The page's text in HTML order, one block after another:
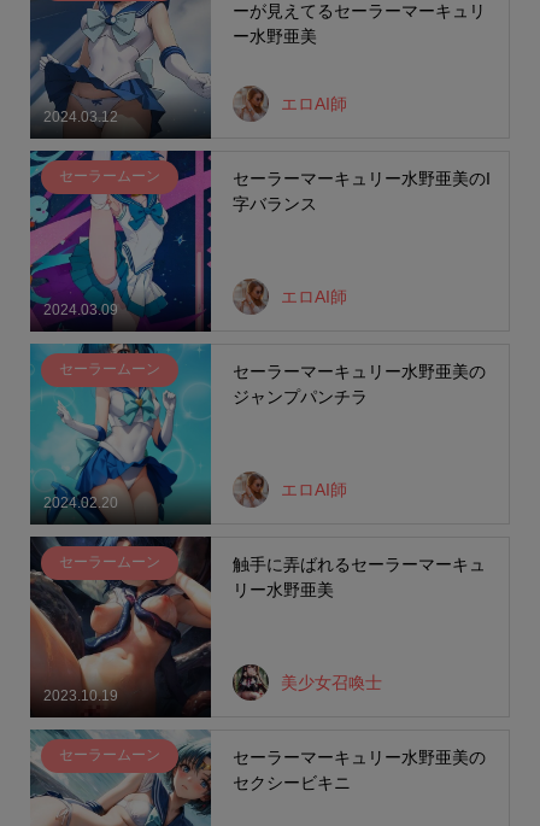
2024.03.12
ーが見えてるセーラーマーキュリ
ー水野亜美
エロAI師
2024.03.09
セーラームーン
セーラーマーキュリー水野亜美のI
字バランス
エロAI師
2024.02.20
セーラームーン
セーラーマーキュリー水野亜美の
ジャンプパンチラ
エロAI師
2023.10.19
セーラームーン
触手に弄ばれるセーラーマーキュ
リー水野亜美
美少女召喚士
セーラームーン
セーラーマーキュリー水野亜美の
セクシービキニ